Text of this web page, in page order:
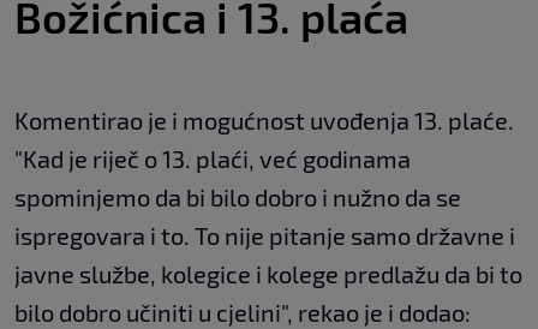
Božićnica i 13. plaća
Komentirao je i mogućnost uvođenja 13. plaće.
"Kad je riječ o 13. plaći, već godinama
spominjemo da bi bilo dobro i nužno da se
ispregovara i to. To nije pitanje samo državne i
javne službe, kolegice i kolege predlažu da bi to
bilo dobro učiniti u cjelini", rekao je i dodao: